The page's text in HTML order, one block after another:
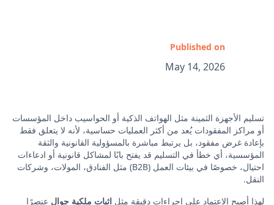
Published on
May 14, 2026
تسليم الأجهزة الثمينة مثل الهواتف الذكية أو الحواسيب داخل المؤسسات
أو مراكز المفقودات يُعد من أكثر العمليات حساسية، لأنه لا يتعلق فقط
بإعادة غرض مفقود، بل يرتبط مباشرة بالمسؤولية القانونية والثقة
المؤسسية، أي خطأ في التسليم قد يفتح بابًا لمشاكل قانونية أو ادعاءات
احتيال، خصوصًا في بيئات العمل (B2B) مثل الفنادق، المولات، وشركات
النقل.
لهذا أصبح الاعتماد على إجراءات دقيقة مثل اثبات ملكية جوال عنصرًا